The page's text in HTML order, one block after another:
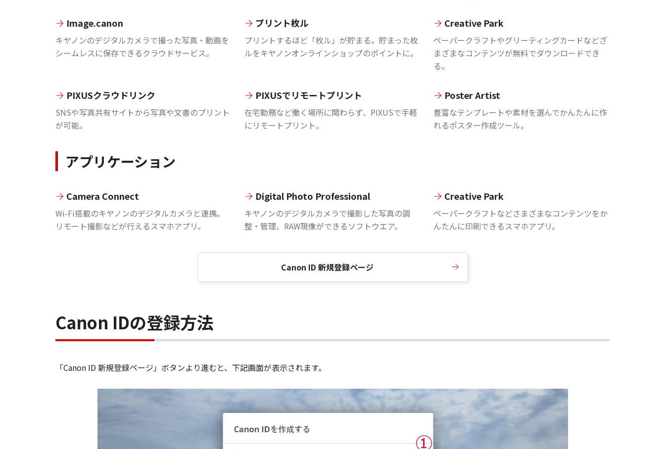
Image.canon
キヤノンのデジタルカメラで撮った写真・動画を
シームレスに保存できるクラウドサービス。
プリント枚ル
プリントするほど「枚ル」が貯まる。貯まった枚
ルをキヤノンオンラインショップのポイントに。
Creative Park
ペーパークラフトやグリーティングカードなどざ
まざまなコンテンツが無料でダウンロードでき
る。
PIXUSクラウドリンク
SNSや写真共有サイトから写真や文書のプリント
が可能。
PIXUSでリモートプリント
在宅勤務など働く場所に関わらず、PIXUSで手軽
にリモートプリント。
Poster Artist
豊富なテンプレートや素材を選んでかんたんに作
れるポスター作成ツール。
アプリケーション
Camera Connect
Wi-Fi搭載のキヤノンのデジタルカメラと連携。
リモート撮影などが行えるスマホアプリ。
Digital Photo Professional
キヤノンのデジタルカメラで撮影した写真の調
整・管理、RAW現像ができるソフトウエア。
Creative Park
ペーパークラフトなどさまざまなコンテンツをか
んたんに印刷できるスマホアプリ。
Canon ID 新規登録ページ
Canon IDの登録方法
「Canon ID 新規登録ページ」ボタンより進むと、下記画面が表示されます。